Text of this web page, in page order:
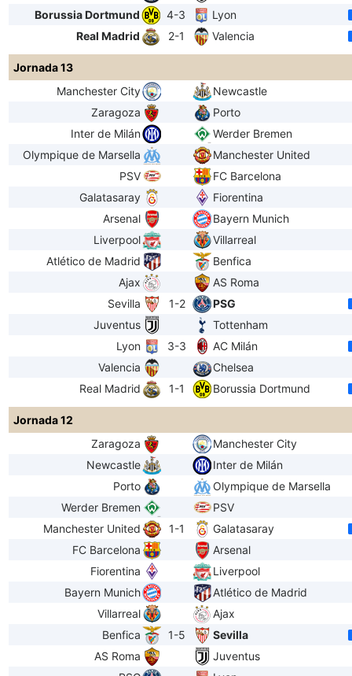
Borussia Dortmund
4-3
Lyon
Real Madrid
2-1 Valencia
Jornada 13
Manchester City
Newcastle
Zaragoza
Porto
Inter de Milán
Werder Bremen
Olympique de Marsella
Manchester United
PSV
FC Barcelona
Galatasaray
Fiorentina
Arsenal
Bayern Munich
Liverpool
Villarreal
Atlético de Madrid
Benfica
Ajax
AS Roma
Sevilla
1-2
PSG
Juventus
Tottenham
Lyon
3-3
AC Milán
Valencia
Chelsea
Real Madrid
1-1 Borussia Dortmund
Jornada 12
Zaragoza
Manchester City
Newcastle
Inter de Milán
Porto
Olympique de Marsella
Werder Bremen
PSV
Manchester United
1-1
Galatasaray
FC Barcelona
Arsenal
Fiorentina
Liverpool
Bayern Munich
Atlético de Madrid
Villarreal
Ajax
Benfica
1-5
Sevilla
AS Roma
Juventus